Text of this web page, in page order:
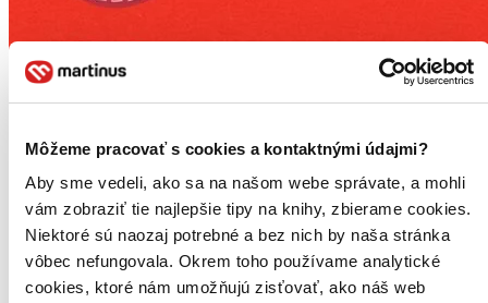
Môžeme pracovať s cookies a kontaktnými údajmi?
Aby sme vedeli, ako sa na našom webe správate, a mohli
vám zobraziť tie najlepšie tipy na knihy, zbierame cookies.
Niektoré sú naozaj potrebné a bez nich by naša stránka
vôbec nefungovala. Okrem toho používame analytické
cookies, ktoré nám umožňujú zisťovať, ako náš web